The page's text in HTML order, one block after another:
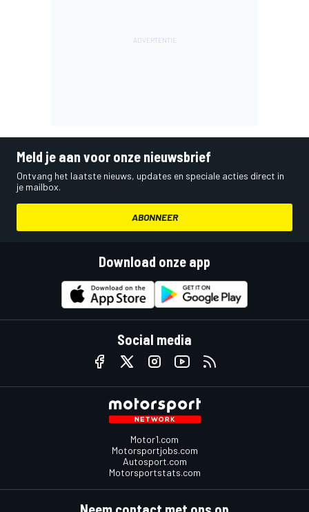
Meld je aan voor onze nieuwsbrief
Ontvang het laatste nieuws, updates en speciale acties direct in
je mailbox.
ABONNEER
Download onze app
Social media
Motor1.com
Motorsportjobs.com
Autosport.com
Motorsportstats.com